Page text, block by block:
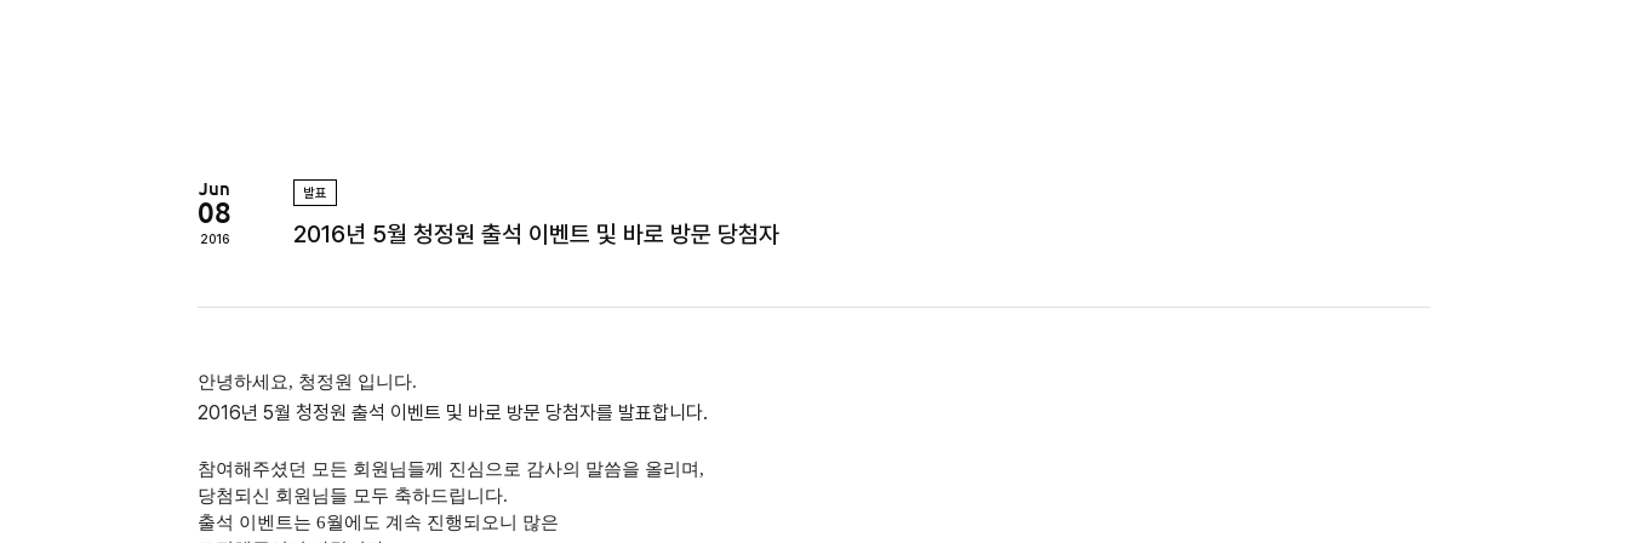
Jun
08
2016
발표
2016년 5월 청정원 출석 이벤트 및 바로 방문 당첨자
안녕하세요, 청정원 입니다.
2016년 5월 청정원 출석 이벤트 및 바로 방문 당첨자를 발표합니다.
참여해주셨던 모든 회원님들께 진심으로 감사의 말씀을 올리며,
당첨되신 회원님들 모두 축하드립니다.
출석 이벤트는 6월에도 계속 진행되오니 많은